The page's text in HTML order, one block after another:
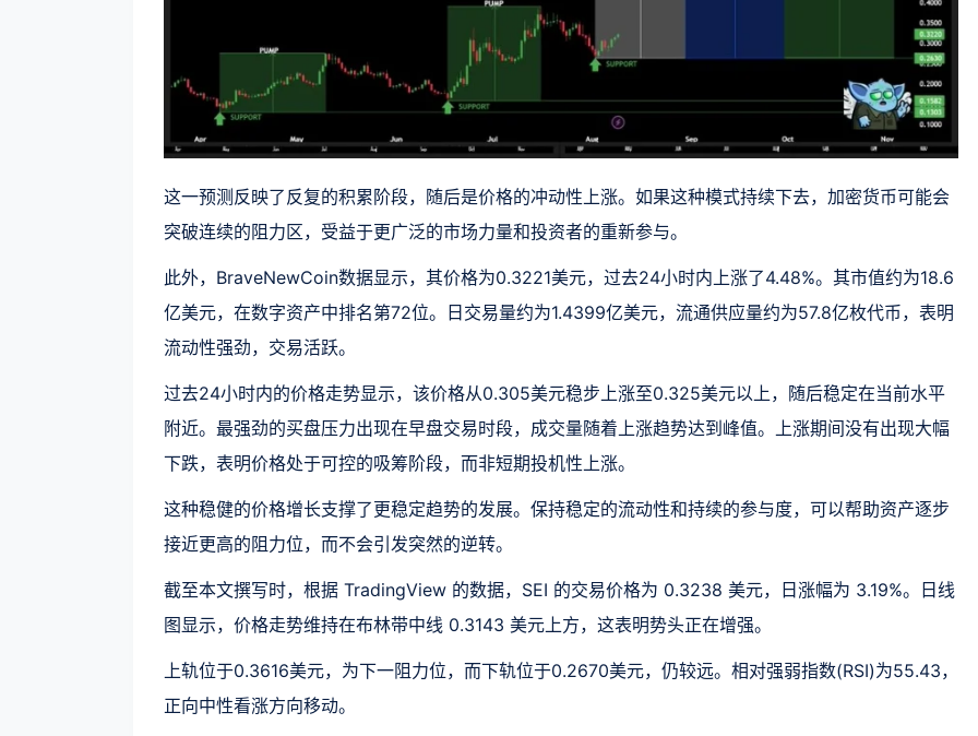
这一预测反映了反复的积累阶段，随后是价格的冲动性上涨。如果这种模式持续下去，加密货币可能会
突破连续的阻力区，受益于更广泛的市场力量和投资者的重新参与。
此外，BraveNewCoin数据显示，其价格为0.3221美元，过去24小时内上涨了4.48%。其市值约为18.6
亿美元，在数字资产中排名第72位。日交易量约为1.4399亿美元，流通供应量约为57.8亿枚代币，表明
流动性强劲，交易活跃。
过去24小时内的价格走势显示，该价格从0.305美元稳步上涨至0.325美元以上，随后稳定在当前水平
附近。最强劲的买盘压力出现在早盘交易时段，成交量随着上涨趋势达到峰值。上涨期间没有出现大幅
下跌，表明价格处于可控的吸筹阶段，而非短期投机性上涨。
这种稳健的价格增长支撑了更稳定趋势的发展。保持稳定的流动性和持续的参与度，可以帮助资产逐步
接近更高的阻力位，而不会引发突然的逆转。
截至本文撰写时，根据 TradingView 的数据，SEI 的交易价格为 0.3238 美元，日涨幅为 3.19%。日线
图显示，价格走势维持在布林带中线 0.3143 美元上方，这表明势头正在增强。
上轨位于0.3616美元，为下一阻力位，而下轨位于0.2670美元，仍较远。相对强弱指数(RSI)为55.43，
正向中性看涨方向移动。